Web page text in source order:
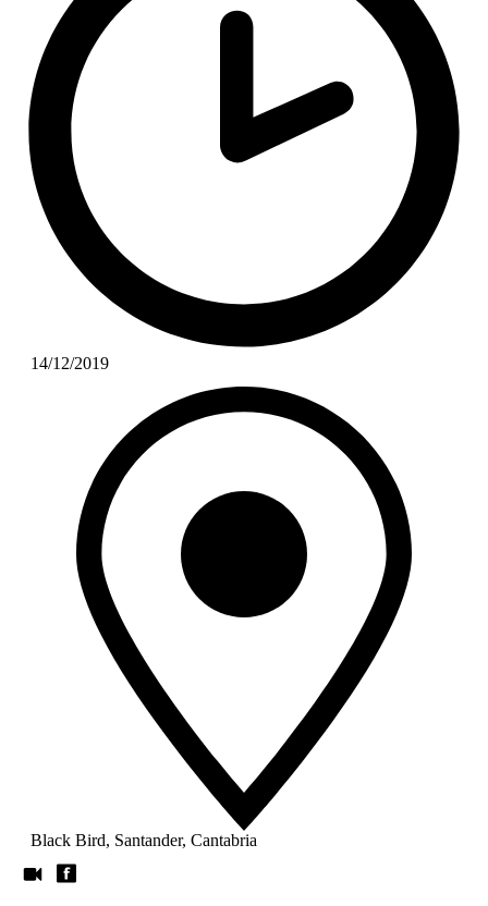
14/12/2019
Black Bird, Santander, Cantabria